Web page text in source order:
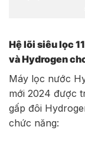
Hệ lõi siêu lọc
và Hydrogen
Máy lọc nước
mới 2024 được
gấp đôi
chức năng: